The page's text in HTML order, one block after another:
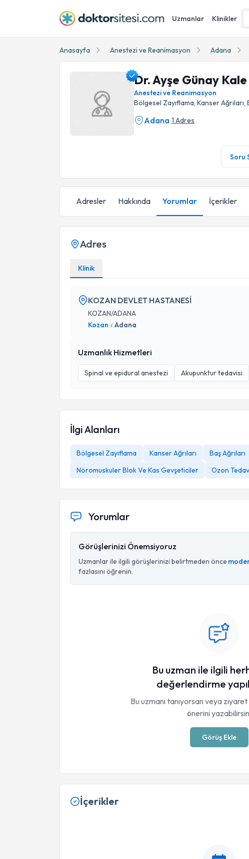
Uzmanlar Klinikler
Anasayfa Anestezi ve Reanimasyon Adana
Dr. Ayşe Günay Kale
Anestezi ve Reanimasyon
Bölgesel Zayıflama, Kanser Ağrıları,
Adana 1 Adres
Soru
Adresler Hakkında Yorumlar İçerikler
Adres
Klinik
KOZAN DEVLET HASTANESİ
KOZAN/ADANA
Kozan / Adana
Uzmanlık Hizmetleri
Spinal ve epidural anestezi Akupunktur tedavisi
İlgi Alanları
Bölgesel Zayıflama Kanser Ağrıları
Baş Ağrıları
Nöromuskuler Blok Ve Kas Gevşeticiler
Ozon
Yorumlar
Görüşlerinizi Önemsiyoruz
Uzmanlar ile ilgili görüşlerinizi belirtmeden önce
fazlasını öğrenin.
Bu uzman ile ilgili
değerlendirme
Bu uzmanı tanıyorsan veya
önerini
Görüş Ekle
İçerikler